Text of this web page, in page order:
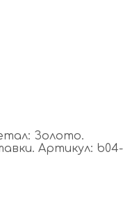
Золото.
Артикул: b04-